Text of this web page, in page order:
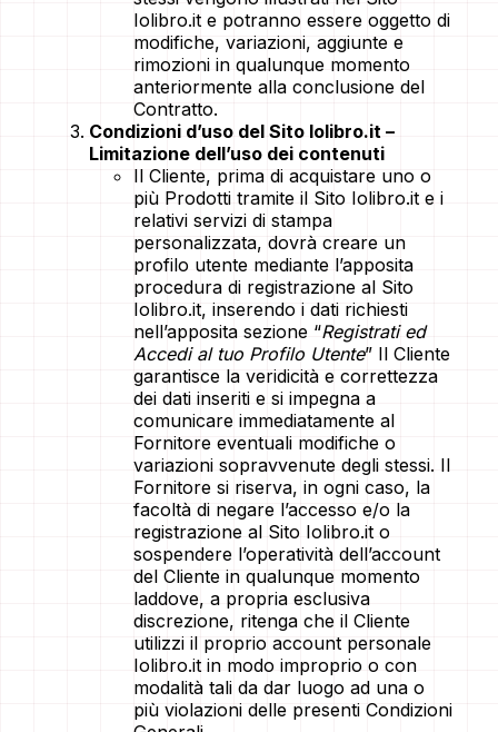
Iolibro.it e potranno essere oggetto di
modifiche, variazioni, aggiunte e
rimozioni in qualunque momento
anteriormente alla conclusione del
Contratto.
Condizioni d’uso del Sito Iolibro.it –
Limitazione dell’uso dei contenuti
Il Cliente, prima di acquistare uno o
più Prodotti tramite il Sito Iolibro.it e i
relativi servizi di stampa
personalizzata, dovrà creare un
profilo utente mediante l’apposita
procedura di registrazione al Sito
Iolibro.it, inserendo i dati richiesti
nell’apposita sezione “Registrati ed
Accedi al tuo Profilo Utente” Il Cliente
garantisce la veridicità e correttezza
dei dati inseriti e si impegna a
comunicare immediatamente al
Fornitore eventuali modifiche o
variazioni sopravvenute degli stessi. Il
Fornitore si riserva, in ogni caso, la
facoltà di negare l’accesso e/o la
registrazione al Sito Iolibro.it o
sospendere l’operatività dell’account
del Cliente in qualunque momento
laddove, a propria esclusiva
discrezione, ritenga che il Cliente
utilizzi il proprio account personale
Iolibro.it in modo improprio o con
modalità tali da dar luogo ad una o
più violazioni delle presenti Condizioni